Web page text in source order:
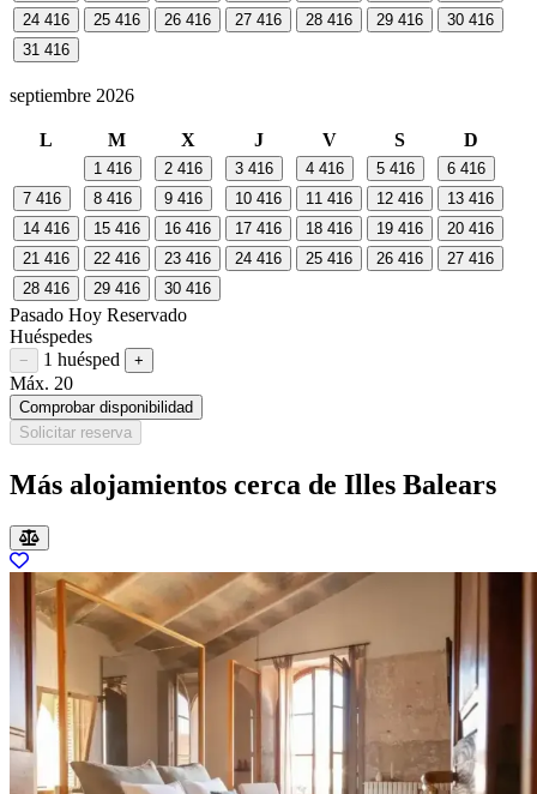
24 416 25 416 26 416 27 416 28 416 29 416 30 416
31 416
septiembre 2026
L M X J V S D
1 416 2 416 3 416 4 416 5 416 6 416
7 416 8 416 9 416 10 416 11 416 12 416 13 416
14 416 15 416 16 416 17 416 18 416 19 416 20 416
21 416 22 416 23 416 24 416 25 416 26 416 27 416
28 416 29 416 30 416
Pasado Hoy Reservado
Huéspedes
Restar huésped
− 1 huésped Sumar huésped
+
Máx. 20
Comprobar disponibilidad
Solicitar reserva
Más alojamientos cerca de Illes Balears